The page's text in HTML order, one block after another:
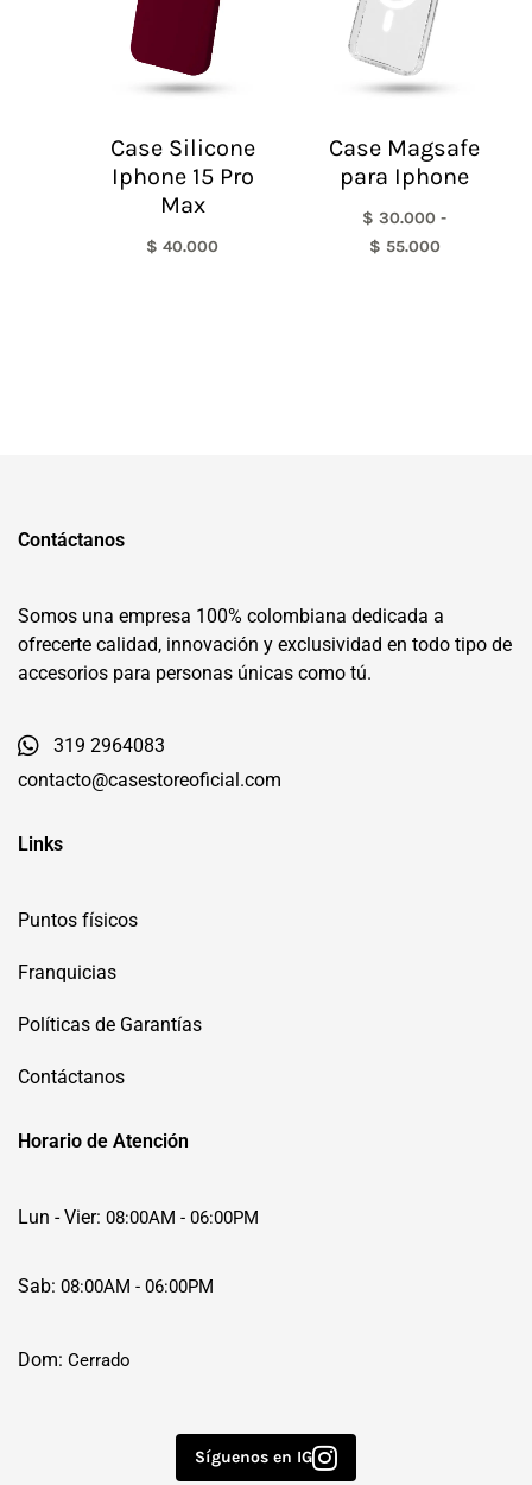
Case Silicone
Iphone 15 Pro
Max
$ 40.000
Case Magsafe
para Iphone
$ 30.000 -
$ 55.000
Contáctanos
Somos una empresa 100% colombiana dedicada a
ofrecerte calidad, innovación y exclusividad en todo tipo de
accesorios para personas únicas como tú.
319 2964083
contacto@casestoreoficial.com
Links
Puntos físicos
Franquicias
Políticas de Garantías
Contáctanos
Horario de Atención
Lun - Vier: 08:00AM - 06:00PM
Sab: 08:00AM - 06:00PM
Dom: Cerrado
Síguenos en IG